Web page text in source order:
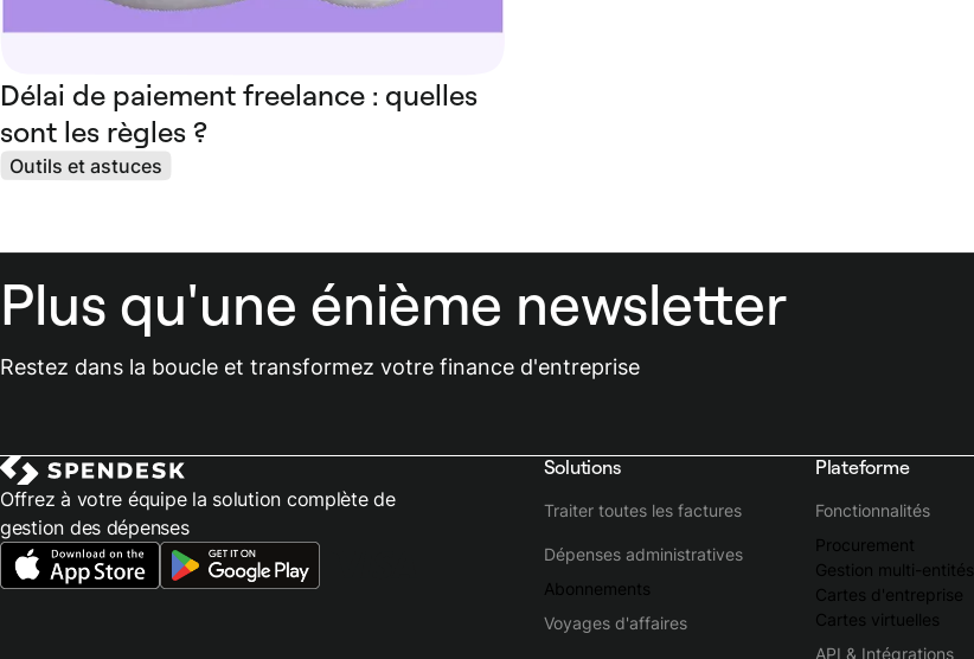
Délai de paiement freelance : quelles
sont les règles ?
Outils et astuces
Plus qu'une énième newsletter
Restez dans la boucle et transformez votre finance d'entreprise
Offrez à votre équipe la solution complète de
gestion des dépenses
Solutions
Traiter toutes les factures
Dépenses administratives
Abonnements
Voyages d'affaires
Plateforme
Fonctionnalités
Procurement
Gestion multi-entités
Cartes d'entreprise
Cartes virtuelles
API & Intégrations